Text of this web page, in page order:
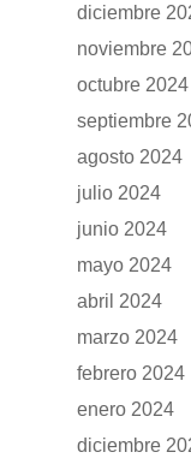
diciembre
noviembre
octubre 2024
septiembre
agosto 2024
julio 2024
junio 2024
mayo 2024
abril 2024
marzo 2024
febrero 2024
enero 2024
diciembre